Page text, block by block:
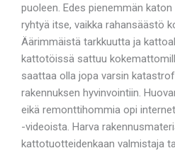
puoleen. Edes pienemmän
ryhtyä itse, vaikka rahansäästö
Äärimmäistä tarkkuutta ja
kattotöissä sattuu
saattaa olla jopa varsin
rakennuksen hyvinvointiin.
eikä remonttihommia opi
-videoista. Harva
kattotuotteidenkaan valmistaja